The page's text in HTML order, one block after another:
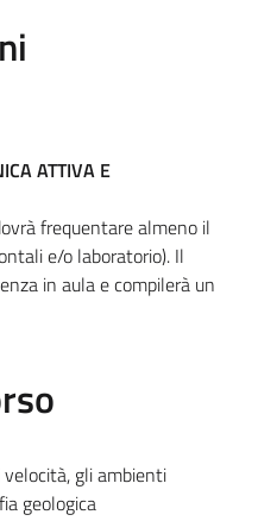
ATTIVA E
frequentare almeno il
e/o laboratorio). Il
in aula e compilerà un
gli ambienti
geologica